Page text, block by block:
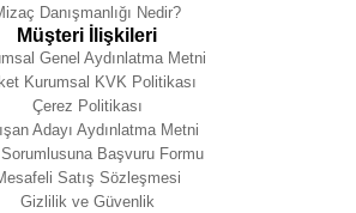
Danışmanlığı Nedir?
Müşteri İlişkileri
Genel Aydınlatma Metni
Kurumsal KVK Politikası
Çerez Politikası
Adayı Aydınlatma Metni
Başvuru Formu
Satış Sözleşmesi
Gizlilik ve Güvenlik